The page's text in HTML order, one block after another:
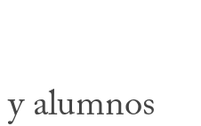
y alumnos